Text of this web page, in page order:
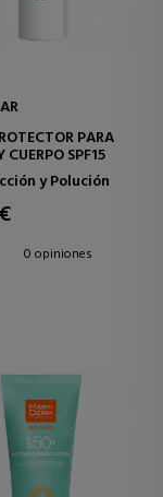
PARA
CUERPO SPF15
y Polución
0 opiniones